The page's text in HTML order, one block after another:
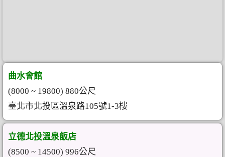
曲水會館
(8000 ~ 19800) 880公尺
臺北市北投區溫泉路105號1-3樓
立德北投溫泉飯店
(8500 ~ 14500) 996公尺